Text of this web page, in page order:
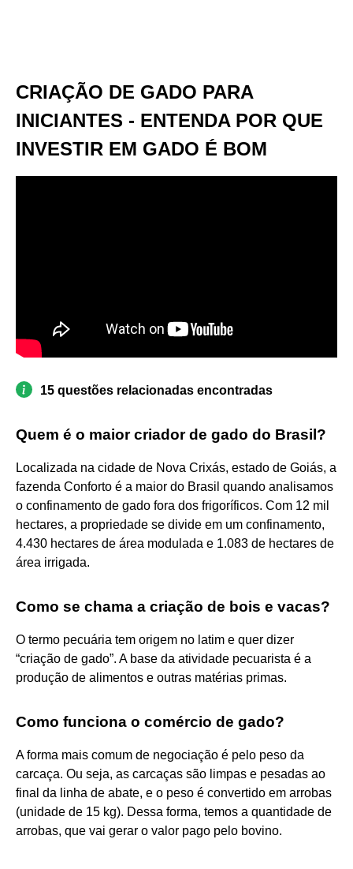
CRIAÇÃO DE GADO PARA
INICIANTES - ENTENDA POR QUE
INVESTIR EM GADO É BOM
15 questões relacionadas encontradas
Quem é o maior criador de gado do Brasil?
Localizada na cidade de Nova Crixás, estado de Goiás, a
fazenda Conforto é a maior do Brasil quando analisamos
o confinamento de gado fora dos frigoríficos. Com 12 mil
hectares, a propriedade se divide em um confinamento,
4.430 hectares de área modulada e 1.083 de hectares de
área irrigada.
Como se chama a criação de bois e vacas?
O termo pecuária tem origem no latim e quer dizer
“criação de gado”. A base da atividade pecuarista é a
produção de alimentos e outras matérias primas.
Como funciona o comércio de gado?
A forma mais comum de negociação é pelo peso da
carcaça. Ou seja, as carcaças são limpas e pesadas ao
final da linha de abate, e o peso é convertido em arrobas
(unidade de 15 kg). Dessa forma, temos a quantidade de
arrobas, que vai gerar o valor pago pelo bovino.